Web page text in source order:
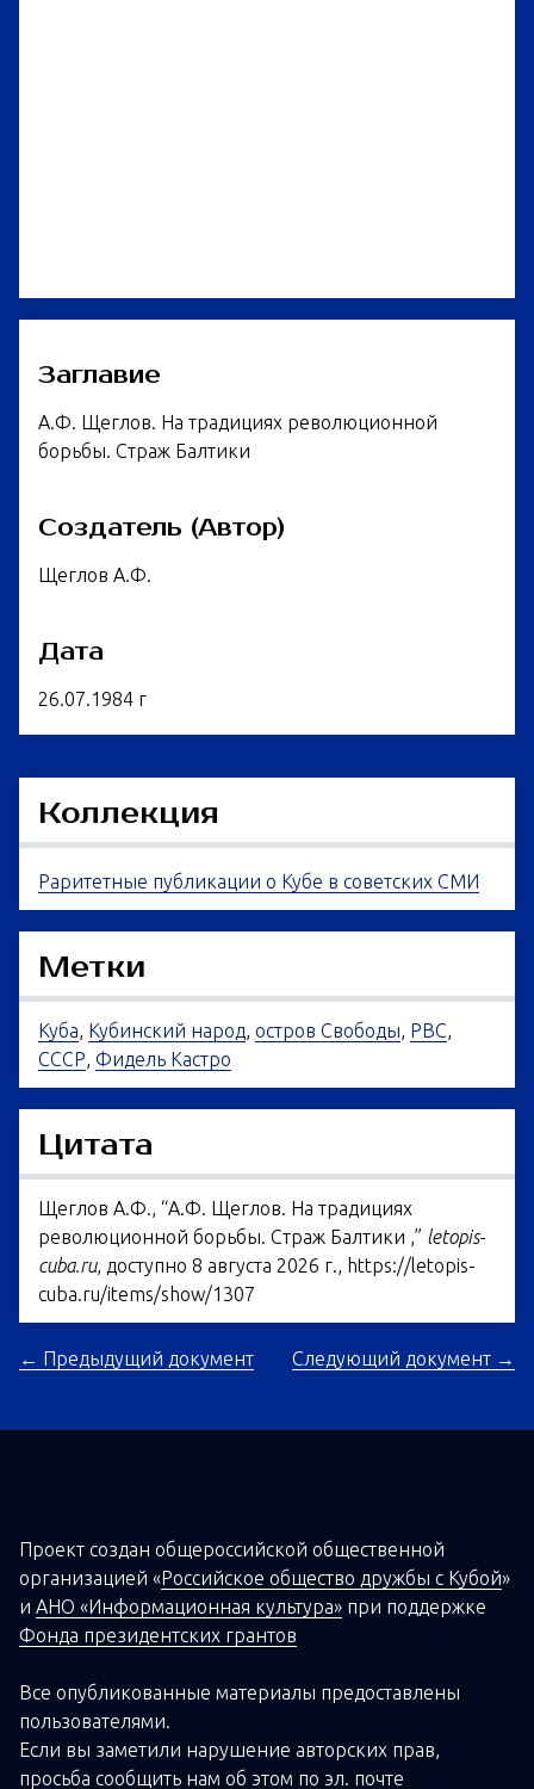
Заглавие
А.Ф. Щеглов. На традициях революционной
борьбы. Страж Балтики
Создатель (Автор)
Щеглов А.Ф.
Дата
26.07.1984 г
Коллекция
Раритетные публикации о Кубе в советских СМИ
Метки
Куба, Кубинский народ, остров Свободы, РВС,
СССР, Фидель Кастро
Цитата
Щеглов А.Ф., “А.Ф. Щеглов. На традициях
революционной борьбы. Страж Балтики ,” letopis-
cuba.ru, доступно 8 августа 2026 г., https://letopis-
cuba.ru/items/show/1307
← Предыдущий документ Следующий документ →
Проект создан общероссийской общественной
организацией «Российское общество дружбы с Кубой»
и АНО «Информационная культура» при поддержке
Фонда президентских грантов
Все опубликованные материалы предоставлены
пользователями.
Если вы заметили нарушение авторских прав,
просьба сообщить нам об этом по эл. почте